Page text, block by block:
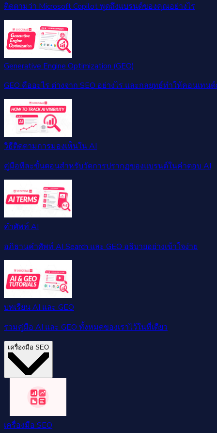
ติดตามว่า Microsoft Copilot พูดถึงแบรนด์ของคุณอย่างไร
Generative Engine Optimization (GEO)
GEO คืออะไร ต่างจาก SEO อย่างไร และกลยุทธ์ทำให้คอนเทน
วิธีติดตามการมองเห็นใน AI
คู่มือทีละขั้นตอนสำหรับวัดการปรากฏของแบรนด์ในคำตอบ AI
คำศัพท์ AI
อภิธานคำศัพท์ AI Search และ GEO อธิบายอย่างเข้าใจง่าย
บทเรียน AI และ GEO
รวมคู่มือ AI และ GEO ทั้งหมดของเราไว้ในที่เดียว
เครื่องมือ SEO
เครื่องมือ SEO